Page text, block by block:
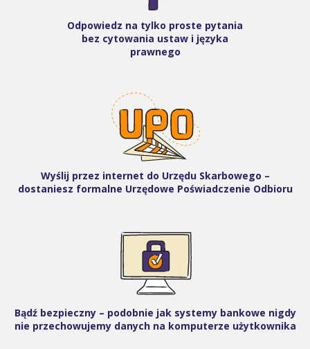
Odpowiedz na tylko proste pytania
bez cytowania ustaw i języka
prawnego
Wyślij przez internet do Urzędu Skarbowego –
dostaniesz formalne Urzędowe Poświadczenie Odbioru
Bądź bezpieczny – podobnie jak systemy bankowe nigdy
nie przechowujemy danych na komputerze użytkownika